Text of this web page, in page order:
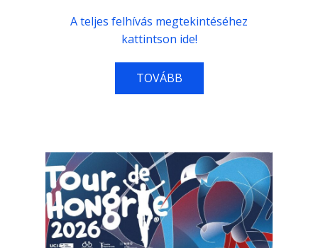
A teljes felhívás megtekintéséhez
kattintson ide!
TOVÁBB